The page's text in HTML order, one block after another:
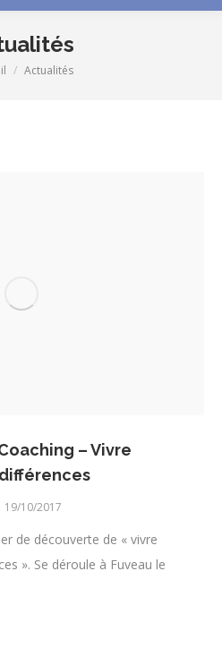
ici :
Actualités
– Vivre
19/10/2017
de découverte de « vivre
». Se déroule à Fuveau le